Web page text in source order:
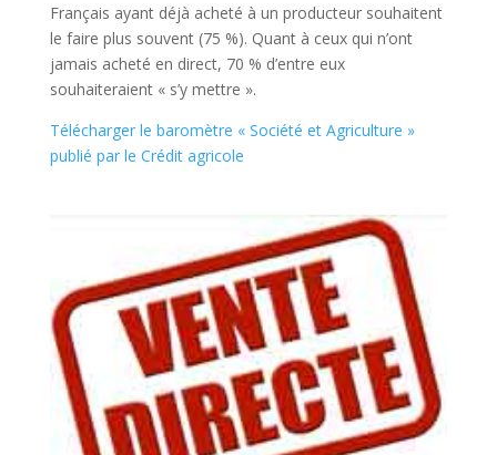
Français ayant déjà acheté à un producteur souhaitent
le faire plus souvent (75 %). Quant à ceux qui n’ont
jamais acheté en direct, 70 % d’entre eux
souhaiteraient « s’y mettre ».
Télécharger le baromètre « Société et Agriculture »
publié par le Crédit agricole